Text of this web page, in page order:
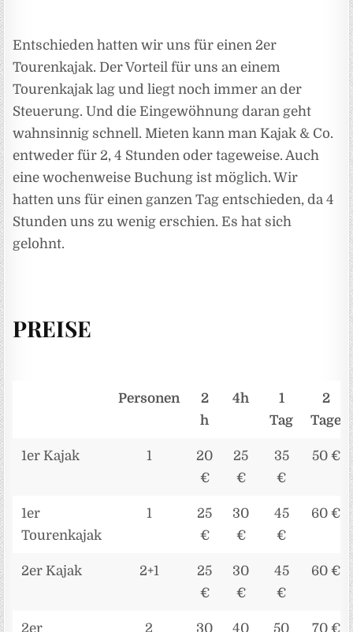
Entschieden hatten wir uns für einen 2er
Tourenkajak. Der Vorteil für uns an einem
Tourenkajak lag und liegt noch immer an der
Steuerung. Und die Eingewöhnung daran geht
wahnsinnig schnell. Mieten kann man Kajak & Co.
entweder für 2, 4 Stunden oder tageweise. Auch
eine wochenweise Buchung ist möglich. Wir
hatten uns für einen ganzen Tag entschieden, da 4
Stunden uns zu wenig erschien. Es hat sich
gelohnt.
PREISE
Personen
2
h
4h
1
Tag
2
Tage
1er Kajak 1
20
€
25
€
35
€
50 €
1er
Tourenkajak
1
25
€
30
€
45
€
60 €
2er Kajak 2+1
25
€
30
€
45
€
60 €
2er 2 30 40 50 70 €